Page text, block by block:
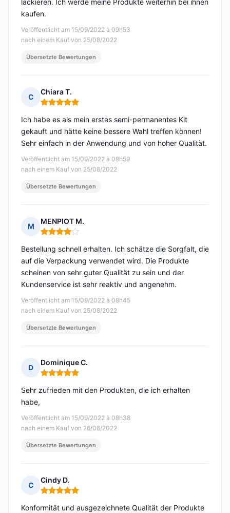
Veröffentlicht am 15/09/2022 à 09h53
nach einem Kauf von 25/08/2022
lackieren. Ich werde meine Produkte weiterhin bei ihnen
kaufen.
Übersetzte Bewertungen
C
Chiara T.
Hinweis: 5 von 5
Veröffentlicht am 15/09/2022 à 08h59
nach einem Kauf von 25/08/2022
Ich habe es als mein erstes semi-permanentes Kit
gekauft und hätte keine bessere Wahl treffen können!
Sehr einfach in der Anwendung und von hoher Qualität.
Übersetzte Bewertungen
M
MENPIOT M.
Hinweis: 4 von 5
Veröffentlicht am 15/09/2022 à 08h45
nach einem Kauf von 25/08/2022
Bestellung schnell erhalten. Ich schätze die Sorgfalt, die
auf die Verpackung verwendet wird. Die Produkte
scheinen von sehr guter Qualität zu sein und der
Kundenservice ist sehr reaktiv und angenehm.
Übersetzte Bewertungen
D
Dominique C.
Hinweis: 5 von 5
Veröffentlicht am 15/09/2022 à 08h38
nach einem Kauf von 26/08/2022
Sehr zufrieden mit den Produkten, die ich erhalten
habe,
Übersetzte Bewertungen
C
Cindy D.
Hinweis: 5 von 5
Konformität und ausgezeichnete Qualität der Produkte